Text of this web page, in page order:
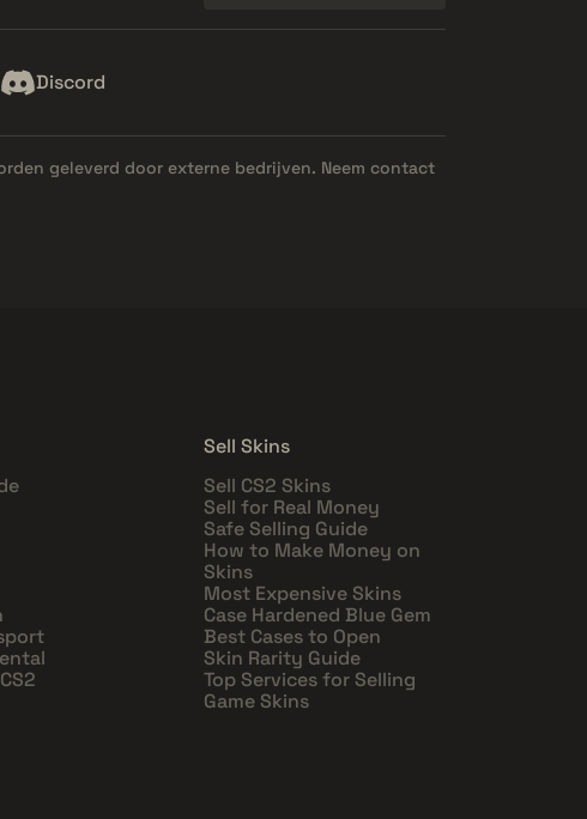
Discord
geleverd door externe bedrijven. Neem contact
Sell Skins
Sell CS2 Skins
Sell for Real Money
Safe Selling Guide
How to Make Money on
Skins
Most Expensive Skins
Case Hardened Blue Gem
Best Cases to Open
Skin Rarity Guide
Top Services for Selling
Game Skins